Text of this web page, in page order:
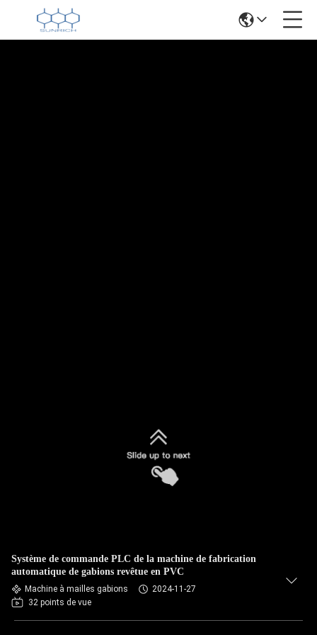
Système de commande PLC de la machine de fabrication
automatique de gabions revêtue en PVC
Machine à mailles gabions
2024-11-27
32 points de vue